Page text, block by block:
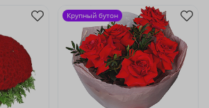
Крупный бутон